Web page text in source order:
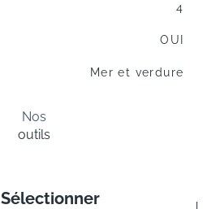
4
OUI
Mer et verdure
Nos
outils
Sélectionner